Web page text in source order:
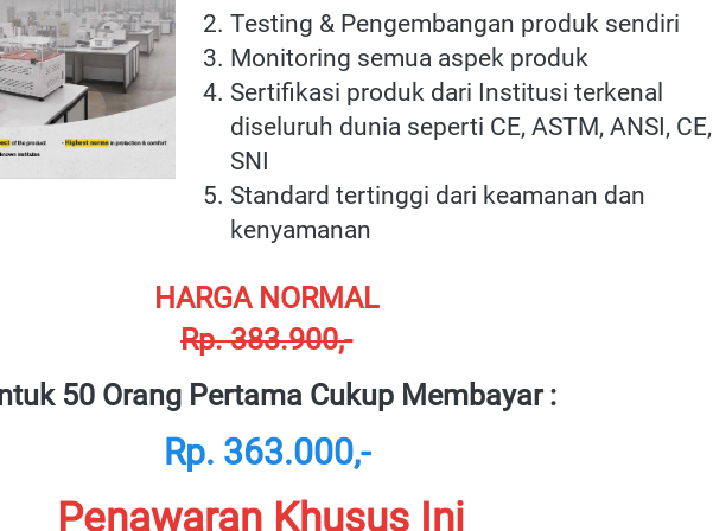
Testing & Pengembangan produk sendiri
Monitoring semua aspek produk
Sertifikasi produk dari Institusi terkenal
diseluruh dunia seperti CE, ASTM, ANSI, CE,
SNI
Standard tertinggi dari keamanan dan
kenyamanan
HARGA NORMAL
Rp. 383.900,-
50 Orang Pertama Cukup Membayar :
Rp. 363.000,-
Penawaran Khusus Ini